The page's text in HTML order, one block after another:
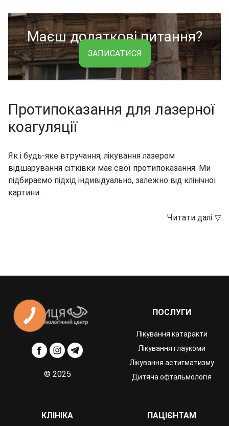
Маєш додаткові питання?
ЗАПИСАТИСЯ
Протипоказання для лазерної
коагуляції
Як і будь-яке втручання, лікування лазером
відшарування сітківки має свої протипоказання. Ми
підбираємо підхід індивідуально, залежно від клінічної
картини.
© 2025
ПОСЛУГИ
Лікування катаракти
Лікування глаукоми
Лікування астигматизму
Дитяча офтальмологія
КЛІНІКА ПАЦІЄНТАМ